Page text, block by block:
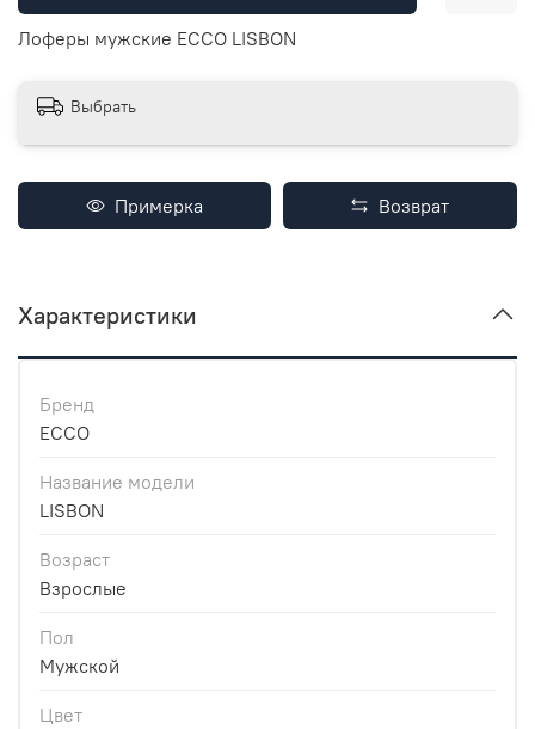
Лоферы мужские ECCO LISBON
Выбрать
Примерка Возврат
Характеристики
Бренд
ECCO
Название модели
LISBON
Возраст
Взрослые
Пол
Мужской
Цвет